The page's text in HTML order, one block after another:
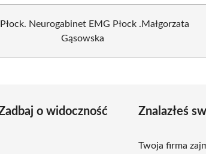
Neurogabinet EMG Płock .Małgorzata
Gąsowska
o widoczność
Znalazłeś
Twoja firma